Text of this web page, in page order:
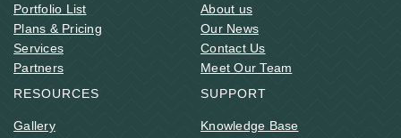
Portfolio List
Plans & Pricing
Services
Partners
About us
Our News
Contact Us
Meet Our Team
RESOURCES
Gallery
SUPPORT
Knowledge Base